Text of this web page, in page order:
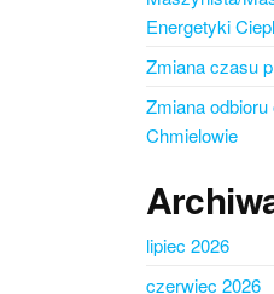
Energetyki
Zmiana czasu
Zmiana
Chmielowie
lipiec 2026
czerwiec 2026